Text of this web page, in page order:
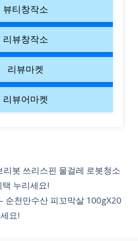
뷰티창작소
리뷰창작소
리뷰마켓
리뷰어마켓
리봇 쓰리스핀 물걸레 로봇청소
누리세요!
순천만수산 피꼬막살 100gX20
요!